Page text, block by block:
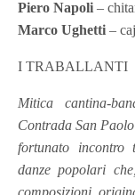
Piero Napoli –
Marco Ughetti –
I TRABALLANTI
Mitica cantina-
Contrada San
fortunato
danze popolari
composizioni